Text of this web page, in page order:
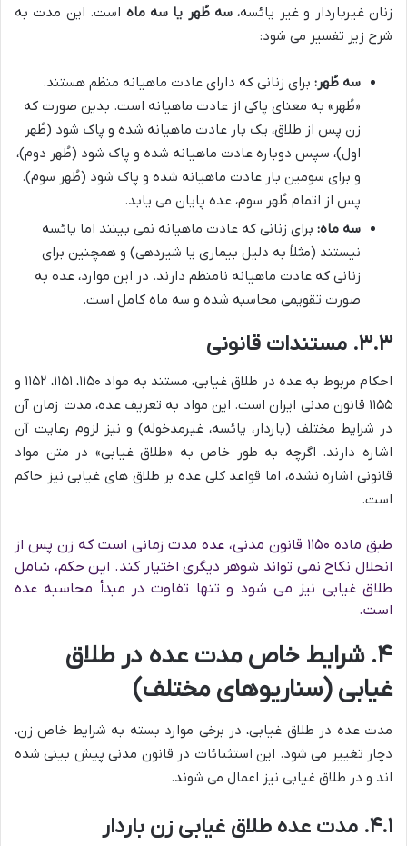
زنان غیرباردار و غیر یائسه، سه طُهر یا سه ماه است. این مدت به
شرح زیر تفسیر می شود:
سه طُهر: برای زنانی که دارای عادت ماهیانه منظم هستند.
«طُهر» به معنای پاکی از عادت ماهیانه است. بدین صورت که
زن پس از طلاق، یک بار عادت ماهیانه شده و پاک شود (طُهر
اول)، سپس دوباره عادت ماهیانه شده و پاک شود (طُهر دوم)،
و برای سومین بار عادت ماهیانه شده و پاک شود (طُهر سوم).
پس از اتمام طُهر سوم، عده پایان می یابد.
سه ماه: برای زنانی که عادت ماهیانه نمی بینند اما یائسه
نیستند (مثلاً به دلیل بیماری یا شیردهی) و همچنین برای
زنانی که عادت ماهیانه نامنظم دارند. در این موارد، عده به
صورت تقویمی محاسبه شده و سه ماه کامل است.
۳.۳. مستندات قانونی
احکام مربوط به عده در طلاق غیابی، مستند به مواد ۱۱۵۰، ۱۱۵۱، ۱۱۵۲ و
۱۱۵۵ قانون مدنی ایران است. این مواد به تعریف عده، مدت زمان آن
در شرایط مختلف (باردار، یائسه، غیرمدخوله) و نیز لزوم رعایت آن
اشاره دارند. اگرچه به طور خاص به «طلاق غیابی» در متن مواد
قانونی اشاره نشده، اما قواعد کلی عده بر طلاق های غیابی نیز حاکم
است.
طبق ماده ۱۱۵۰ قانون مدنی، عده مدت زمانی است که زن پس از
انحلال نکاح نمی تواند شوهر دیگری اختیار کند. این حکم، شامل
طلاق غیابی نیز می شود و تنها تفاوت در مبدأ محاسبه عده
است.
۴. شرایط خاص مدت عده در طلاق
غیابی (سناریوهای مختلف)
مدت عده در طلاق غیابی، در برخی موارد بسته به شرایط خاص زن،
دچار تغییر می شود. این استثنائات در قانون مدنی پیش بینی شده
اند و در طلاق غیابی نیز اعمال می شوند.
۴.۱. مدت عده طلاق غیابی زن باردار